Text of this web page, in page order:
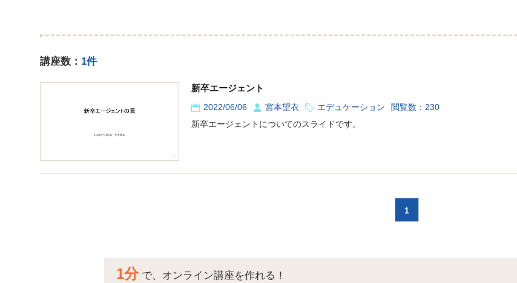
講座数： 1件
新卒エージェント
2022/06/06 宮本望衣 エデュケーション
閲覧数：230
新卒エージェントについてのスライドです。
1
1分 で、オンライン講座を作れる！